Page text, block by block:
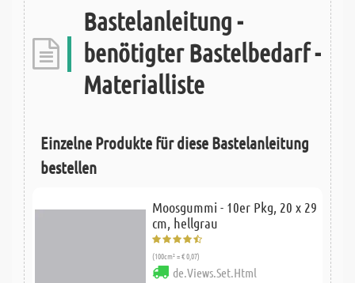
Bastelanleitung -
benötigter Bastelbedarf -
Materialliste
Einzelne Produkte für diese Bastelanleitung
bestellen
Moosgummi - 10er Pkg, 20 x 29
cm, hellgrau
(100cm² = € 0,07)
de.Views.Set.Html